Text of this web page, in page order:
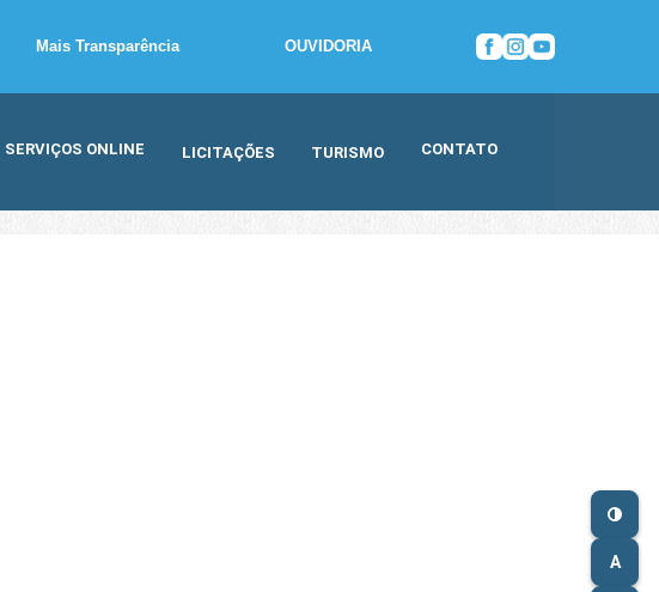
Mais Transparência OUVIDORIA
SERVIÇOS ONLINE LICITAÇÕES TURISMO CONTATO
A